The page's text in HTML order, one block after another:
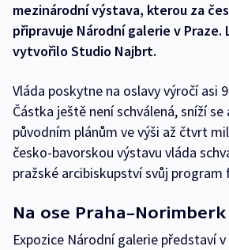
mezinárodní výstava, kterou za
připravuje Národní galerie v Praze.
vytvořilo Studio Najbrt.
Vláda poskytne na oslavy výročí asi
Částka ještě není schválená, sníží
původním plánům ve výši až čtvrt
česko-bavorskou výstavu vláda
pražské arcibiskupství svůj program
Na ose Praha–Norimberk
Expozice Národní galerie představí